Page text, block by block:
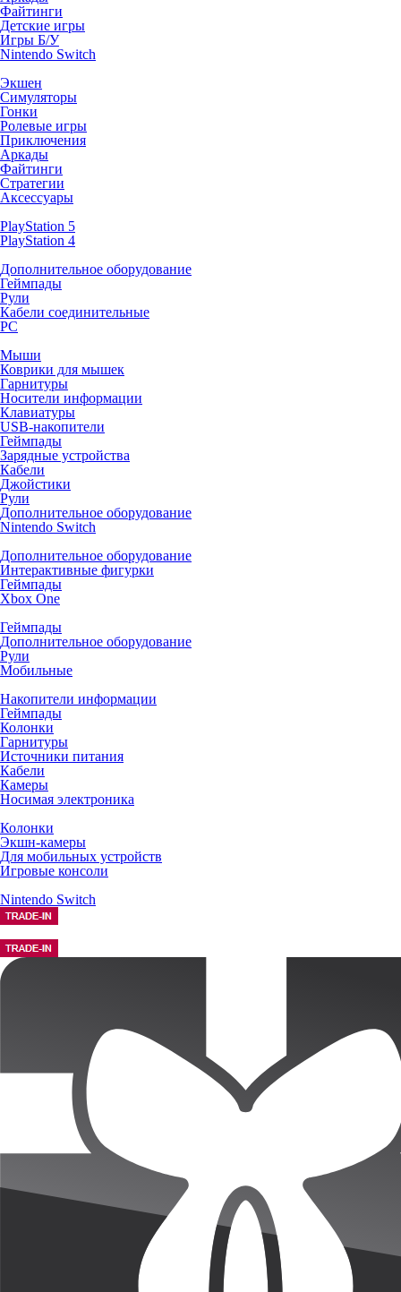
Файтинги
Детские игры
Игры Б/У
Nintendo Switch
Экшен
Симуляторы
Гонки
Ролевые игры
Приключения
Аркады
Файтинги
Стратегии
Аксессуары
PlayStation 5
PlayStation 4
Дополнительное оборудование
Геймпады
Рули
Кабели соединительные
PC
Мыши
Коврики для мышек
Гарнитуры
Носители информации
Клавиатуры
USB-накопители
Геймпады
Зарядные устройства
Кабели
Джойстики
Рули
Дополнительное оборудование
Nintendo Switch
Дополнительное оборудование
Интерактивные фигурки
Геймпады
Xbox One
Геймпады
Дополнительное оборудование
Рули
Мобильные
Накопители информации
Геймпады
Колонки
Гарнитуры
Источники питания
Кабели
Камеры
Носимая электроника
Колонки
Экшн-камеры
Для мобильных устройств
Игровые консоли
Nintendo Switch